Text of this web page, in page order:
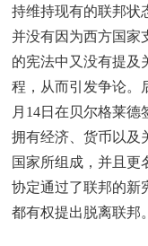
持维持现有的联邦状
并没有因为西方国家
的宪法中又没有提及
程，从而引发争论。
月14日在贝尔格莱
拥有经济、货币以及
国家所组成，并且更
协定通过了联邦的新
都有权提出脱离联邦。